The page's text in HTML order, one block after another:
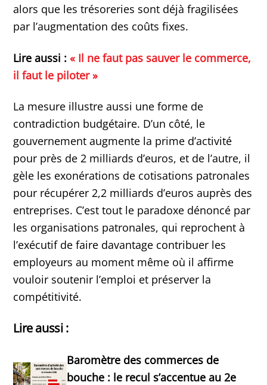
alors que les trésoreries sont déjà fragilisées
par l’augmentation des coûts fixes.
Lire aussi :« Il ne faut pas sauver le commerce,
il faut le piloter »
La mesure illustre aussi une forme de
contradiction budgétaire. D’un côté, le
gouvernement augmente la prime d’activité
pour près de 2 milliards d’euros, et de l’autre, il
gèle les exonérations de cotisations patronales
pour récupérer 2,2 milliards d’euros auprès des
entreprises. C’est tout le paradoxe dénoncé par
les organisations patronales, qui reprochent à
l’exécutif de faire davantage contribuer les
employeurs au moment même où il affirme
vouloir soutenir l’emploi et préserver la
compétitivité.
Lire aussi :
Baromètre des commerces de
bouche : le recul s’accentue au 2e